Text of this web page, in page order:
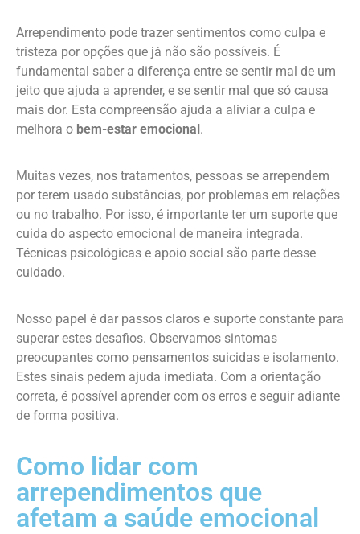
Arrependimento pode trazer sentimentos como culpa e
tristeza por opções que já não são possíveis. É
fundamental saber a diferença entre se sentir mal de um
jeito que ajuda a aprender, e se sentir mal que só causa
mais dor. Esta compreensão ajuda a aliviar a culpa e
melhora o bem-estar emocional.
Muitas vezes, nos tratamentos, pessoas se arrependem
por terem usado substâncias, por problemas em relações
ou no trabalho. Por isso, é importante ter um suporte que
cuida do aspecto emocional de maneira integrada.
Técnicas psicológicas e apoio social são parte desse
cuidado.
Nosso papel é dar passos claros e suporte constante para
superar estes desafios. Observamos sintomas
preocupantes como pensamentos suicidas e isolamento.
Estes sinais pedem ajuda imediata. Com a orientação
correta, é possível aprender com os erros e seguir adiante
de forma positiva.
Como lidar com
arrependimentos que
afetam a saúde emocional